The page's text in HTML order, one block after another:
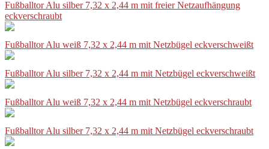
Fußballtor Alu silber 7,32 x 2,44 m mit freier Netzaufhängung
eckverschraubt
Fußballtor Alu weiß 7,32 x 2,44 m mit Netzbügel eckverschweißt
Fußballtor Alu silber 7,32 x 2,44 m mit Netzbügel eckverschweißt
Fußballtor Alu weiß 7,32 x 2,44 m mit Netzbügel eckverschraubt
Fußballtor Alu silber 7,32 x 2,44 m mit Netzbügel eckverschraubt